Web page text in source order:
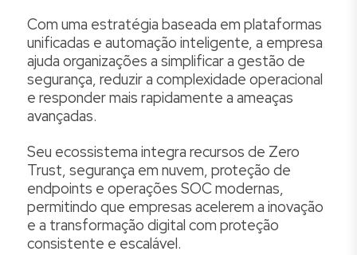
Com uma estratégia baseada em plataformas
unificadas e automação inteligente, a empresa
ajuda organizações a simplificar a gestão de
segurança, reduzir a complexidade operacional
e responder mais rapidamente a ameaças
avançadas.
Seu ecossistema integra recursos de Zero
Trust, segurança em nuvem, proteção de
endpoints e operações SOC modernas,
permitindo que empresas acelerem a inovação
e a transformação digital com proteção
consistente e escalável.